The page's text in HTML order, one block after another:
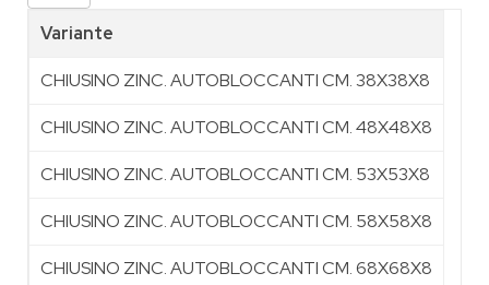
Variante
CHIUSINO ZINC. AUTOBLOCCANTI CM. 38X38X8
CHIUSINO ZINC. AUTOBLOCCANTI CM. 48X48X8
CHIUSINO ZINC. AUTOBLOCCANTI CM. 53X53X8
CHIUSINO ZINC. AUTOBLOCCANTI CM. 58X58X8
CHIUSINO ZINC. AUTOBLOCCANTI CM. 68X68X8